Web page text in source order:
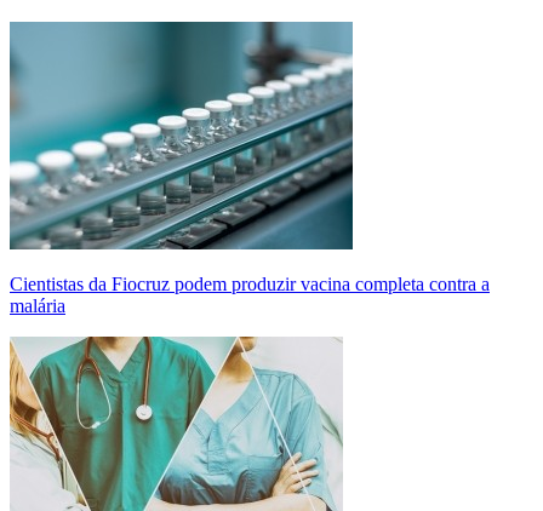
Cientistas da Fiocruz podem produzir vacina completa contra a
malária